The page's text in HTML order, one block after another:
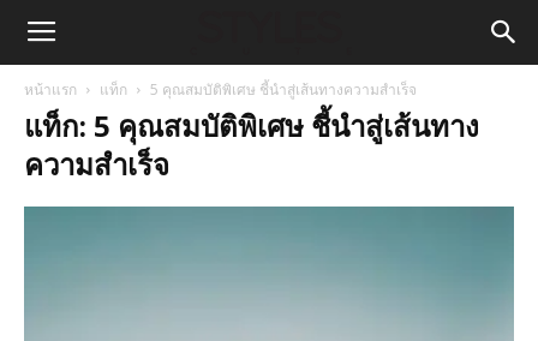
หน้าแรก แท็ก 5 คุณสมบัติพิเศษ ชี้นำสู่เส้นทางความสำเร็จ
แท็ก: 5 คุณสมบัติพิเศษ ชี้นำสู่เส้นทาง
ความสำเร็จ